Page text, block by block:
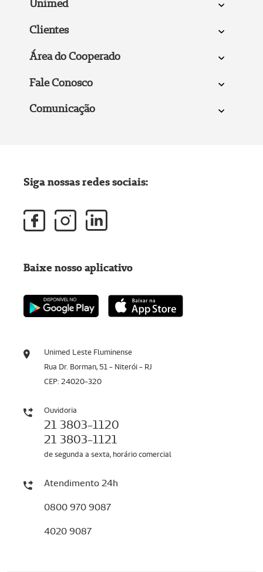
Unimed
Clientes
Área do Cooperado
Fale Conosco
Comunicação
Unimed Leste Fluminense
Rua Dr. Borman, 51 - Niterói - RJ
CEP: 24020-320
Ouvidoria
21 3803-1120
21 3803-1121
de segunda a sexta, horário comercial
Atendimento 24h
0800 970 9087
4020 9087
Siga nossas redes sociais:
Baixe nosso aplicativo